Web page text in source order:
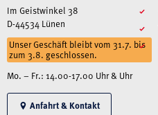
Im Geistwinkel 38
D-44534 Lünen
Unser Geschäft bleibt vom 31.7. bis
zum 3.8. geschlossen.
Mo. – Fr.: 14.00-17.00 Uhr & Uhr
Anfahrt & Kontakt